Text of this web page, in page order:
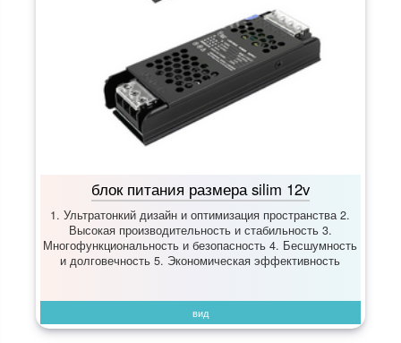
блок питания размера silim 12v
1. Ультратонкий дизайн и оптимизация пространства 2.
Высокая производительность и стабильность 3.
Многофункциональность и безопасность 4. Бесшумность
и долговечность 5. Экономическая эффективность
вид